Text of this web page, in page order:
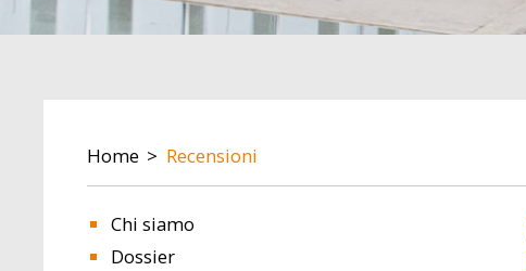
BREADCRUMB
Home Recensioni
Chi siamo
Dossier